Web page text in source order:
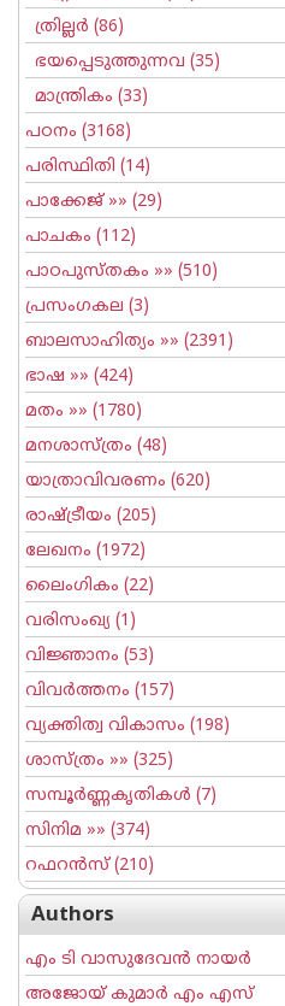
ത്രില്ലര്‍ (86)
ഭയപ്പെടുത്തുന്നവ (35)
മാന്ത്രികം (33)
പഠനം (3168)
പരിസ്ഥിതി (14)
പാക്കേജ് »» (29)
പാചകം (112)
പാഠപുസ്തകം »» (510)
പ്രസംഗകല (3)
ബാലസാഹിത്യം »» (2391)
ഭാഷ »» (424)
മതം »» (1780)
മനശാസ്ത്രം (48)
യാത്രാവിവരണം (620)
രാഷ്ട്രീയം (205)
ലേഖനം (1972)
ലൈംഗികം (22)
വരിസംഖ്യ (1)
വിജ്ഞാനം (53)
വിവര്‍ത്തനം (157)
വ്യക്തിത്വ വികാസം (198)
ശാസ്ത്രം »» (325)
സമ്പൂര്‍ണ്ണകൃതികള്‍ (7)
സിനിമ »» (374)
റഫറന്‍സ്(210)
Authors
എം ടി വാസുദേവന്‍ നായര്‍
അജോയ് കുമാര്‍ എം എസ്